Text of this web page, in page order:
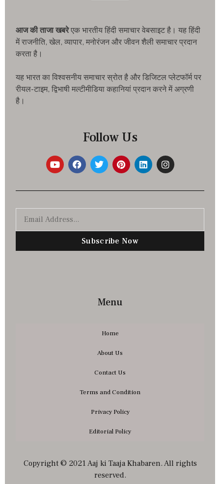
आज की ताजा खबरेएक भारतीय हिंदी समाचार वेबसाइट है। यह हिंदी
में राजनीति, खेल, व्यापार, मनोरंजन और जीवन शैली समाचार प्रदान
करता है।
यह भारत का विश्वसनीय समाचार स्रोत है और डिजिटल प्लेटफॉर्म पर
रीयल-टाइम, द्विभाषी मल्टीमीडिया कहानियां प्रदान करने में अग्रणी
है।
Follow Us
Subscribe Now
Menu
Home
About Us
Contact Us
Terms and Condition
Privacy Policy
Editorial Policy
Copyright © 2021 Aaj ki Taaja Khabaren. All rights
reserved.